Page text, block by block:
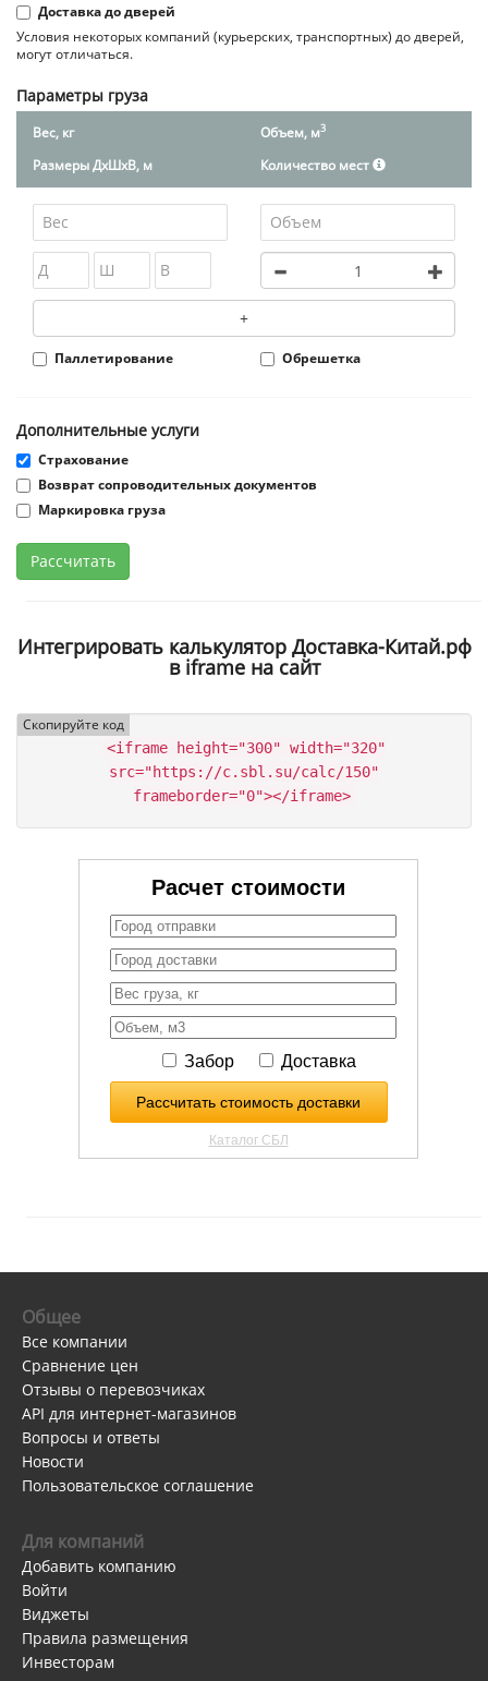
Доставка до дверей
Условия некоторых компаний (курьерских, транспортных) до дверей,
могут отличаться.
Параметры груза
Вес, кг Объем, м3
Размеры ДxШxВ, м Количество мест
+
Паллетирование Обрешетка
Дополнительные услуги
Страхование
Возврат сопроводительных документов
Маркировка груза
Рассчитать
Интегрировать калькулятор Доставка-Китай.рф
в iframe на сайт
Скопируйте код
<iframe height="300" width="320"
src="https://c.sbl.su/calc/150"
frameborder="0"></iframe>
Общее
Все компании
Сравнение цен
Отзывы о перевозчиках
API для интернет-магазинов
Вопросы и ответы
Новости
Пользовательское соглашение
Для компаний
Добавить компанию
Войти
Виджеты
Правила размещения
Инвесторам